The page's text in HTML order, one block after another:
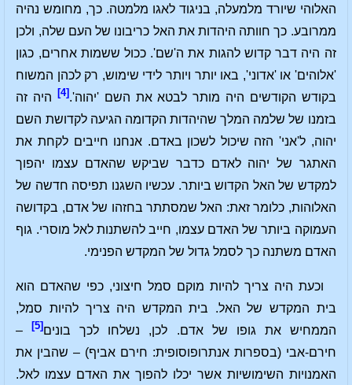
האלוהי שיורד מלמעלה, בניגוד לאגו מלמטה. כך, מחומש נהיה
ממרובע. כך חוותה היהדות את האל כריבונו של העם שלה, ולכן
זה היה דבר קדוש להגות את ה'שם'. ככול ששמות אחרים, כגון
'אלוהים' או 'אדוני', באו יותר ויותר לידי שימוש, רק לכהן המשוח
בקודש הקודשים היה מותר לבטא את השם 'יהוה'.[4]
היה זה
בזמנו של שלמה המלך שהיהדות הקדומה הגיעה לקדושת השם
יהוה, ל'אני' הזה שיכול לשכון באדם. אנחנו חייבים לקחת את
האתגר של יהוה לאדם כדבר שביקש שהאדם עצמו יהפוך
למקדש של האל הקדוש ביותר. עכשיו השגנו תפיסה חדשה של
האלוהות, כלומר זאת: האל שמסתתר בחזהו של אדם, בקדושה
העמוקה ביותר של האדם עצמו, חייב להשתנות לאל מוסרי. גוף
האדם משתנה כך לסמל גדול של המקדש הפנימי.
וכעת היה צריך להיות מוקם סמל חיצוני, כפי שהאדם הוא
בית המקדש של האל. בית המקדש היה צריך להיות סמל,
הממחיש את גופו של אדם. לכן, נשלחו לכך בונים [5]
–
חירם-אבי (בספרות אנתרופוסופית: חירם אביף) – שהבין את
האמנויות השימושיות אשר יכלו להפוך את האדם עצמו לאל.